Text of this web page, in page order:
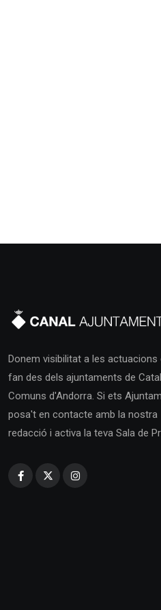
Donem visibilitat a les actuacions
fan des dels ajuntaments de
Comuns d'Andorra. Si ets
posa't en contacte amb la nostra
redacció i activa la teva Sala de